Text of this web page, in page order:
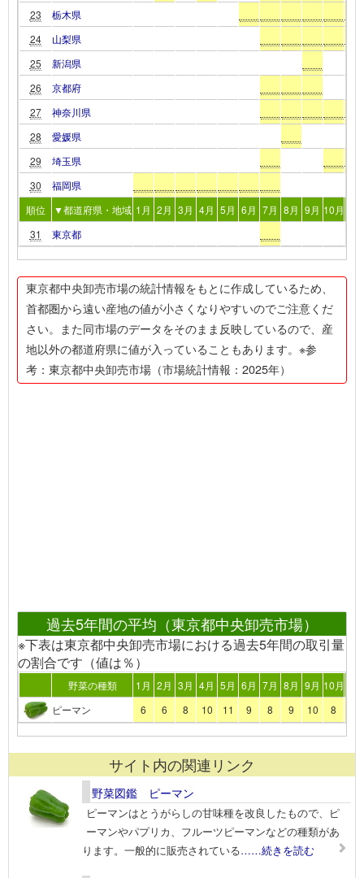
23
栃木県
24
山梨県
25
新潟県
26
京都府
27
神奈川県
28
愛媛県
29
埼玉県
30
福岡県
順位
▼都道府県・地域 1月 2月 3月 4月 5月 6月 7月 8月 9月 10月
31
東京都
東京都中央卸売市場の統計情報をもとに作成しているため、
首都圏から遠い産地の値が小さくなりやすいのでご注意くだ
さい。また同市場のデータをそのまま反映しているので、産
地以外の都道府県に値が入っていることもあります。※参
考：東京都中央卸売市場（市場統計情報：2025年）
過去5年間の平均（東京都中央卸売市場）
※下表は東京都中央卸売市場における過去5年間の取引量
の割合です（値は％）
野菜の種類 1月 2月 3月 4月 5月 6月 7月 8月 9月 10月
ピーマン
6 6 8 10 11 9 8 9 10 8
サイト内の関連リンク
野菜図鑑 ピーマン
ピーマンはとうがらしの甘味種を改良したもので、ピ
ーマンやパプリカ、フルーツピーマンなどの種類があ
ります。一般的に販売されている……続きを読む